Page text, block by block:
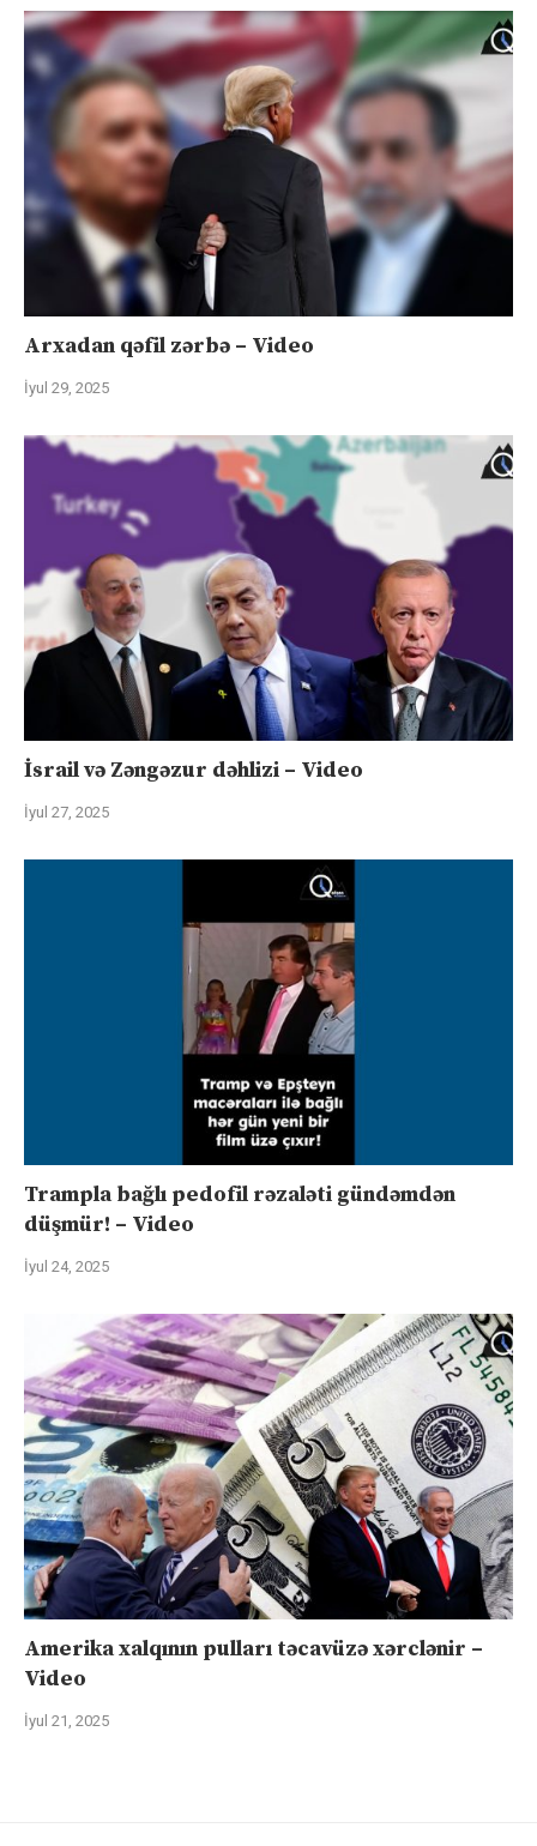
Arxadan qəfil zərbə – Video
İyul 29, 2025
İsrail və Zəngəzur dəhlizi – Video
İyul 27, 2025
Trampla bağlı pedofil rəzaləti gündəmdən
düşmür! – Video
İyul 24, 2025
Amerika xalqının pulları təcavüzə xərclənir –
Video
İyul 21, 2025